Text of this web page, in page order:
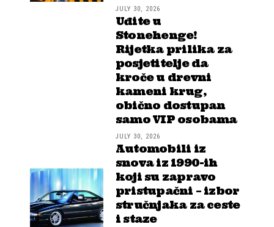
JULY 30, 2026
Uđite u
Stonehenge!
Rijetka prilika za
posjetitelje da
kroče u drevni
kameni krug,
obično dostupan
samo VIP osobama
JULY 30, 2026
Automobili iz
snova iz 1990-ih
koji su zapravo
pristupačni – izbor
stručnjaka za ceste
i staze